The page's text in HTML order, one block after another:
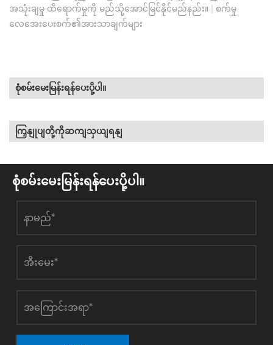
အသုံးချမှု ထိရောက်မှုကို မည်သို့အောင်မြင်နိုင်မည်နည်း။ | စက်မှု
လေအေးပေးစက်၏အားသာချက်များ
စုံစမ်းမေးမြန်းရန်ပေးပို့ပါ။
ကြှနျုပျတို့ကိုဆကျသှယျရနျ
စုံစမ်းမေးမြန်းရန်ပေးပို့ပါ။